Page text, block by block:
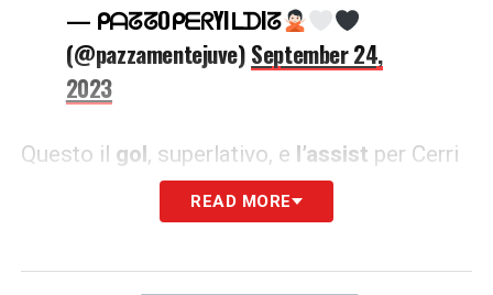
— ᑭᗩᘔᘔOᑭᗴᖇYIᒪᗪIᘔ
(@pazzamentejuve)September 24,
2023
Questo il gol, superlativo, e l’assist per Cerri
del classe 2005. READ MORE